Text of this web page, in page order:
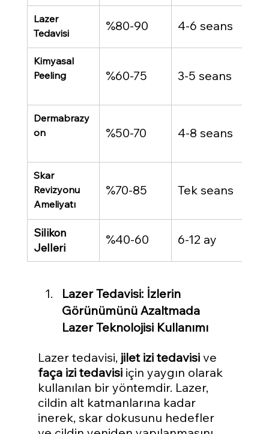
Lazer
Tedavisi
%80-90 4-6 seans
Kimyasal
Peeling
%60-75 3-5 seans
Dermabrazy
on
%50-70 4-8 seans
Skar
Revizyonu
Ameliyatı
%70-85 Tek seans
Silikon
Jelleri
%40-60 6-12 ay
Lazer Tedavisi: İzlerin
Görünümünü Azaltmada
Lazer Teknolojisi Kullanımı
Lazer tedavisi, jilet izi tedavisi ve
faça izi tedavisi için yaygın olarak
kullanılan bir yöntemdir. Lazer,
cildin alt katmanlarına kadar
inerek, skar dokusunu hedefler